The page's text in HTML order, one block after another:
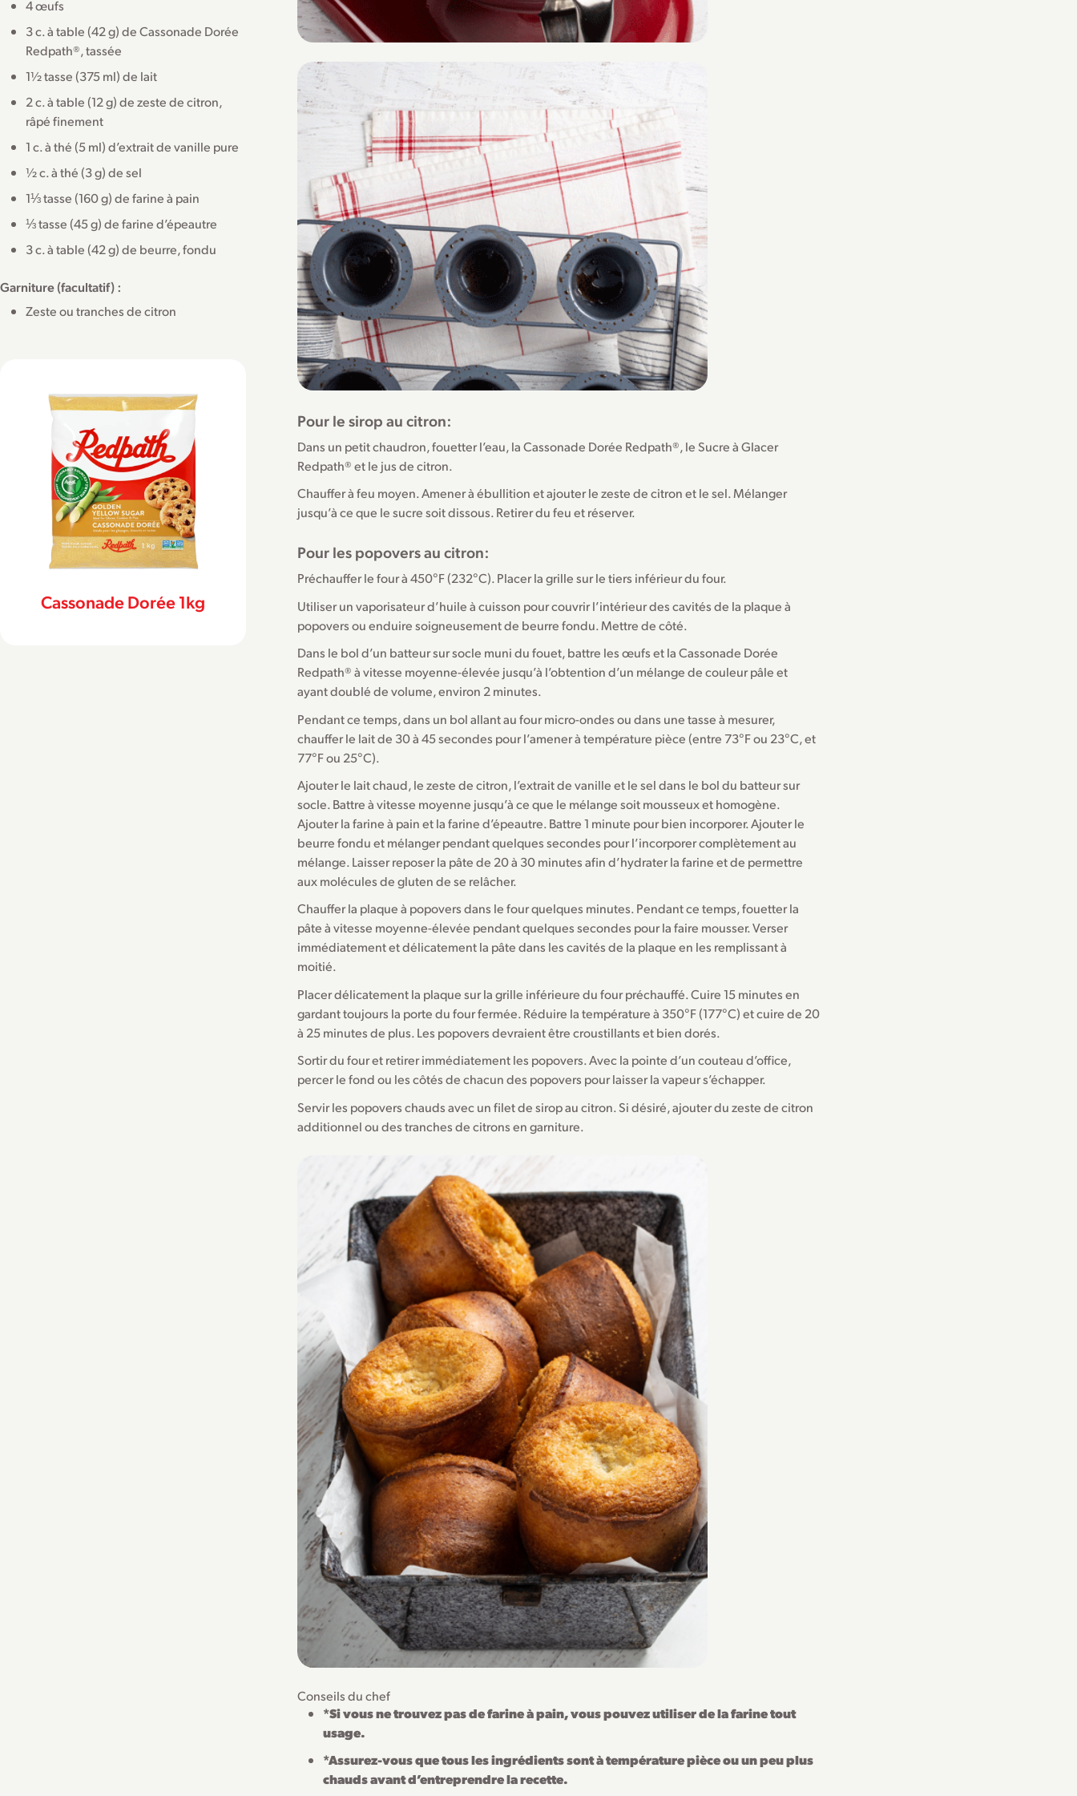
4 œufs
3 c. à table (42 g) de Cassonade Dorée
Redpath®, tassée
1½ tasse (375 ml) de lait
2 c. à table (12 g) de zeste de citron,
râpé finement
1 c. à thé (5 ml) d’extrait de vanille pure
½ c. à thé (3 g) de sel
1⅓ tasse (160 g) de farine à pain
⅓ tasse (45 g) de farine d’épeautre
3 c. à table (42 g) de beurre, fondu
Garniture (facultatif) :
Zeste ou tranches de citron
Cassonade Dorée 1kg
Pour le sirop au citron:
Dans un petit chaudron, fouetter l’eau, la Cassonade Dorée Redpath®, le Sucre à Glacer
Redpath® et le jus de citron.
Chauffer à feu moyen. Amener à ébullition et ajouter le zeste de citron et le sel. Mélanger
jusqu’à ce que le sucre soit dissous. Retirer du feu et réserver.
Pour les popovers au citron:
Préchauffer le four à 450°F (232°C). Placer la grille sur le tiers inférieur du four.
Utiliser un vaporisateur d’huile à cuisson pour couvrir l’intérieur des cavités de la plaque à
popovers ou enduire soigneusement de beurre fondu. Mettre de côté.
Dans le bol d’un batteur sur socle muni du fouet, battre les œufs et la Cassonade Dorée
Redpath® à vitesse moyenne-élevée jusqu’à l’obtention d’un mélange de couleur pâle et
ayant doublé de volume, environ 2 minutes.
Pendant ce temps, dans un bol allant au four micro-ondes ou dans une tasse à mesurer,
chauffer le lait de 30 à 45 secondes pour l’amener à température pièce (entre 73°F ou 23°C, et
77°F ou 25°C).
Ajouter le lait chaud, le zeste de citron, l’extrait de vanille et le sel dans le bol du batteur sur
socle. Battre à vitesse moyenne jusqu’à ce que le mélange soit mousseux et homogène.
Ajouter la farine à pain et la farine d’épeautre. Battre 1 minute pour bien incorporer. Ajouter le
beurre fondu et mélanger pendant quelques secondes pour l’incorporer complètement au
mélange. Laisser reposer la pâte de 20 à 30 minutes afin d’hydrater la farine et de permettre
aux molécules de gluten de se relâcher.
Chauffer la plaque à popovers dans le four quelques minutes. Pendant ce temps, fouetter la
pâte à vitesse moyenne-élevée pendant quelques secondes pour la faire mousser. Verser
immédiatement et délicatement la pâte dans les cavités de la plaque en les remplissant à
moitié.
Placer délicatement la plaque sur la grille inférieure du four préchauffé. Cuire 15 minutes en
gardant toujours la porte du four fermée. Réduire la température à 350°F (177°C) et cuire de 20
à 25 minutes de plus. Les popovers devraient être croustillants et bien dorés.
Sortir du four et retirer immédiatement les popovers. Avec la pointe d’un couteau d’office,
percer le fond ou les côtés de chacun des popovers pour laisser la vapeur s’échapper.
Servir les popovers chauds avec un filet de sirop au citron. Si désiré, ajouter du zeste de citron
additionnel ou des tranches de citrons en garniture.
Conseils du chef
*Si vous ne trouvez pas de farine à pain, vous pouvez utiliser de la farine tout
usage.
*Assurez-vous que tous les ingrédients sont à température pièce ou un peu plus
chauds avant d’entreprendre la recette.